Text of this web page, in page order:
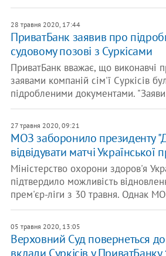
28 травня 2020, 17:44
ПриватБанк заявив про
судовому позові з Суркісами
ПриватБанк вважає, що виконавчі
заявами компаній сім'ї Суркісів
підробленими документами.
27 травня 2020, 09:21
МОЗ заборонило президенту
відвідувати матчі Української
Міністерство охорони здоров'я
підтвердило можливість
прем'єр-ліги з 30 травня. Однак
05 травня 2020, 13:05
Верховний Суд повернеться